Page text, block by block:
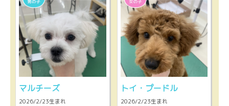
マルチーズ
2026/2/23生まれ
トイ・プードル
2026/2/23生まれ